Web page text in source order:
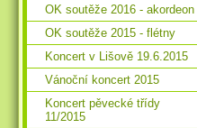
OK soutěže 2016 - akordeon
OK soutěže 2015 - flétny
Koncert v Lišově 19.6.2015
Vánoční koncert 2015
Koncert pěvecké třídy
11/2015